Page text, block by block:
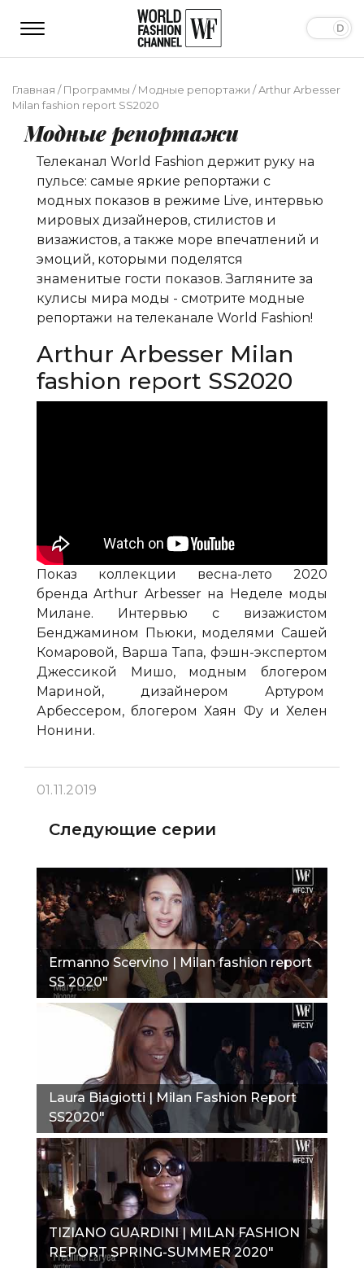
Главная /Программы /Модные репортажи /Arthur Arbesser
Milan fashion report SS2020
Модные репортажи
Телеканал World Fashion держит руку на
пульсе: самые яркие репортажи с
модных показов в режиме Live, интервью
мировых дизайнеров, стилистов и
визажистов, а также море впечатлений и
эмоций, которыми поделятся
знаменитые гости показов. Загляните за
кулисы мира моды - смотрите модные
репортажи на телеканале World Fashion!
Arthur Arbesser Milan
fashion report SS2020
Показ коллекции весна-лето 2020
бренда Arthur Arbesser на Неделе моды
Милане. Интервью с визажистом
Бенджамином Пьюки, моделями Сашей
Комаровой, Варша Тапа, фэшн-экспертом
Джессикой Мишо, модным блогером
Мариной, дизайнером Артуром
Арбессером, блогером Хаян Фу и Хелен
Нонини.
01.11.2019
Следующие серии
Ermanno Scervino | Milan fashion report
SS 2020"
Laura Biagiotti | Milan Fashion Report
SS2020"
TIZIANO GUARDINI | MILAN FASHION
REPORT SPRING-SUMMER 2020"